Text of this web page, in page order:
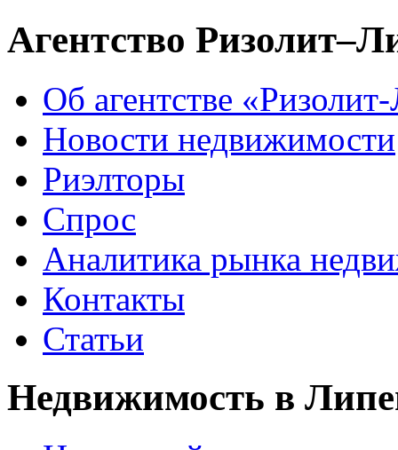
Агентство
Об агентстве
Новости недвижимости
Риэлторы
Спрос
Аналитика рынка
Контакты
Статьи
Недвижимость в